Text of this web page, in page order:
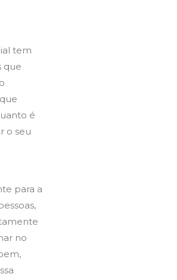
tem
que
é
o seu
para a
no